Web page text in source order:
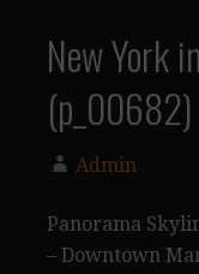
New York
(p_00682)
Admin
Panorama
– Downtown